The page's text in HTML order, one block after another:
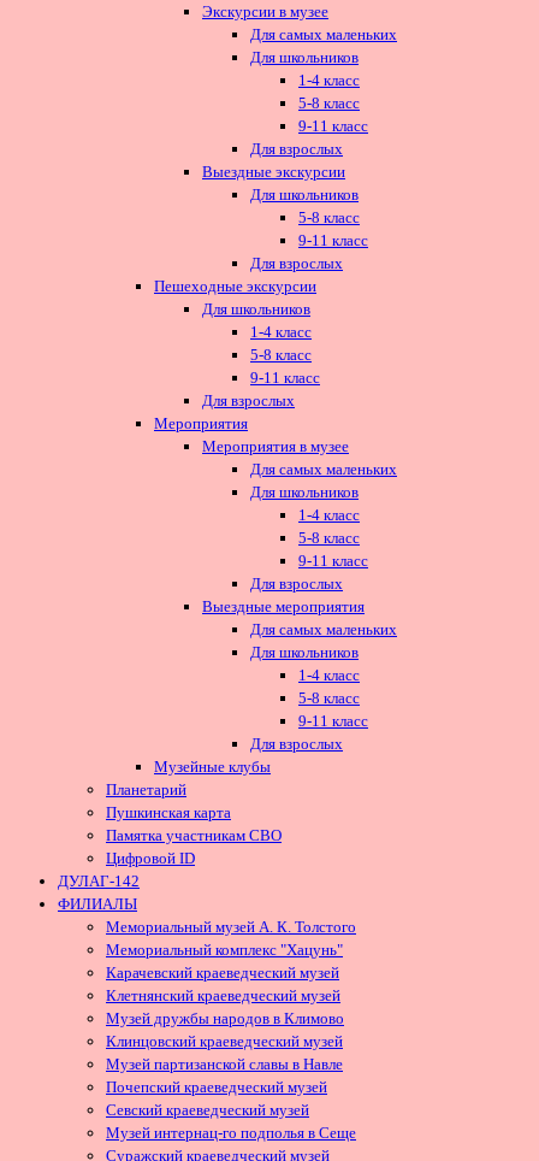
Экскурсии в музее
Для самых маленьких
Для школьников
1-4 класс
5-8 класс
9-11 класс
Для взрослых
Выездные экскурсии
Для школьников
5-8 класс
9-11 класс
Для взрослых
Пешеходные экскурсии
Для школьников
1-4 класс
5-8 класс
9-11 класс
Для взрослых
Мероприятия
Мероприятия в музее
Для самых маленьких
Для школьников
1-4 класс
5-8 класс
9-11 класс
Для взрослых
Выездные мероприятия
Для самых маленьких
Для школьников
1-4 класс
5-8 класс
9-11 класс
Для взрослых
Музейные клубы
Планетарий
Пушкинская карта
Памятка участникам СВО
Цифровой ID
ДУЛАГ-142
ФИЛИАЛЫ
Мемориальный музей А. К. Толстого
Мемориальный комплекс "Хацунь"
Карачевский краеведческий музей
Клетнянский краеведческий музей
Музей дружбы народов в Климово
Клинцовский краеведческий музей
Музей партизанской славы в Навле
Почепский краеведческий музей
Севский краеведческий музей
Музей интернац-го подполья в Сеще
Суражский краеведческий музей